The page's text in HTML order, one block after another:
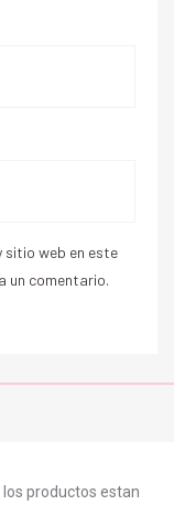
sitio web en este
un comentario.
productos estan